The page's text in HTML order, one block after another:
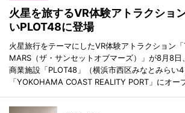
火星を旅するVR体験アトラクショ
いPLOT48に登場
火星旅行をテーマにしたVR体験アトラクション
MARS（ザ・サンセットオブマーズ）」が8月8日
商業施設「PLOT48」（横浜市西区みなとみらい
「YOKOHAMA COAST REALITY PORT」にオー